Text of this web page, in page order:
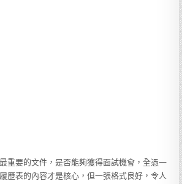
重要的文件，是否能夠獲得面試機會，全憑一
歷表的內容才是核心，但一張格式良好，令人